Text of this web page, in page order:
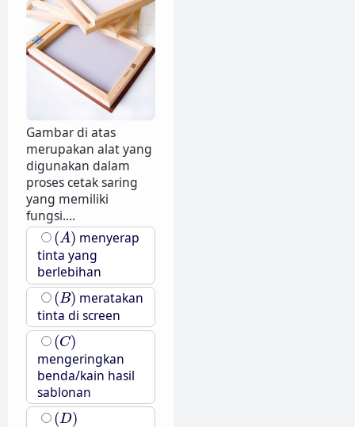
Gambar di atas
merupakan alat yang
digunakan dalam
proses cetak saring
yang memiliki
fungsi....
(A)
(A) menyerap
tinta yang
berlebihan
(B)
(B) meratakan
tinta di screen
(C)
(C)
mengeringkan
benda/kain hasil
sablonan
(D)
(D)